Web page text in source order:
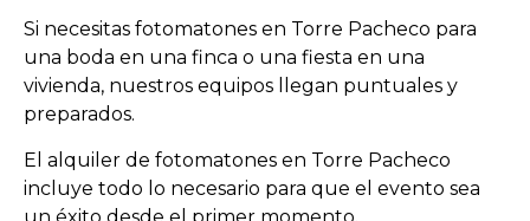
Si necesitas fotomatones en Torre Pacheco para
una boda en una finca o una fiesta en una
vivienda, nuestros equipos llegan puntuales y
preparados.
El alquiler de fotomatones en Torre Pacheco
incluye todo lo necesario para que el evento sea
un éxito desde el primer momento.